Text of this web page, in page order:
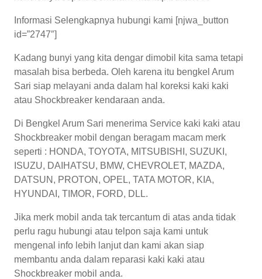
Informasi Selengkapnya hubungi kami [njwa_button
id=”2747″]
Kadang bunyi yang kita dengar dimobil kita sama tetapi
masalah bisa berbeda. Oleh karena itu bengkel Arum
Sari siap melayani anda dalam hal koreksi kaki kaki
atau Shockbreaker kendaraan anda.
Di Bengkel Arum Sari menerima Service kaki kaki atau
Shockbreaker mobil dengan beragam macam merk
seperti : HONDA, TOYOTA, MITSUBISHI, SUZUKI,
ISUZU, DAIHATSU, BMW, CHEVROLET, MAZDA,
DATSUN, PROTON, OPEL, TATA MOTOR, KIA,
HYUNDAI, TIMOR, FORD, DLL.
Jika merk mobil anda tak tercantum di atas anda tidak
perlu ragu hubungi atau telpon saja kami untuk
mengenal info lebih lanjut dan kami akan siap
membantu anda dalam reparasi kaki kaki atau
Shockbreaker mobil anda.